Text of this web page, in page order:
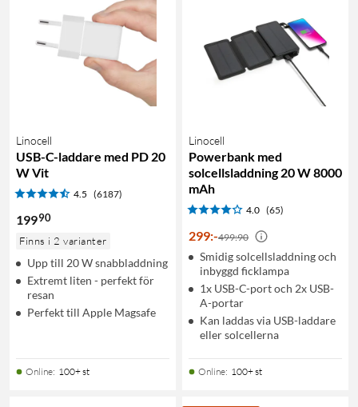
Linocell
USB-C-laddare med PD 20
W Vit
4.5 (6187)
19990
Finns i 2 varianter
Upp till 20 W snabbladdning
Extremt liten - perfekt för
resan
Perfekt till Apple Magsafe
Online: 100+ st
Linocell
Powerbank med
solcellsladdning 20 W 8000
mAh
4.0 (65)
299:-499:90
Smidig solcellsladdning och
inbyggd ficklampa
1x USB-C-port och 2x USB-
A-portar
Kan laddas via USB-laddare
eller solcellerna
Online: 100+ st